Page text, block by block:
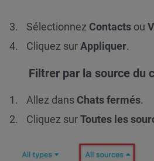
Sélectionnez Contacts ou
Cliquez surAppliquer.
Filtrer par la source du
Allez dans Chatsfermés.
Cliquez surToutes les